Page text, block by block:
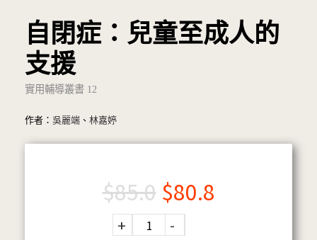
自閉症：兒童至成人的
支援
實用輔導叢書 12
作者： 吳麗端 、 林嘉婷
$85.0 $80.8